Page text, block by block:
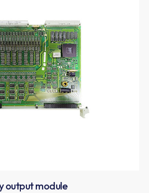
output module